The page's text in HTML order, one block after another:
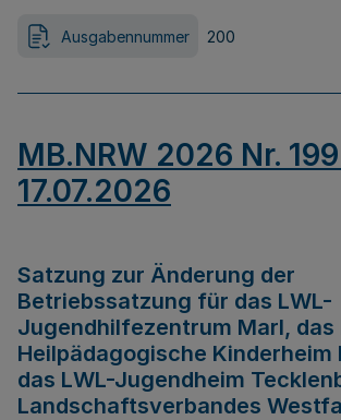
Ausgabennummer 200
MB.NRW 2026 Nr.
17.07.2026
Satzung zur Änderung der
Betriebssatzung für das LWL-
Jugendhilfezentrum Marl, das
Heilpädagogische Kinderheim
das LWL-Jugendheim
Landschaftsverbandes